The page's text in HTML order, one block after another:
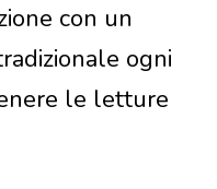
con un
ogni
le letture